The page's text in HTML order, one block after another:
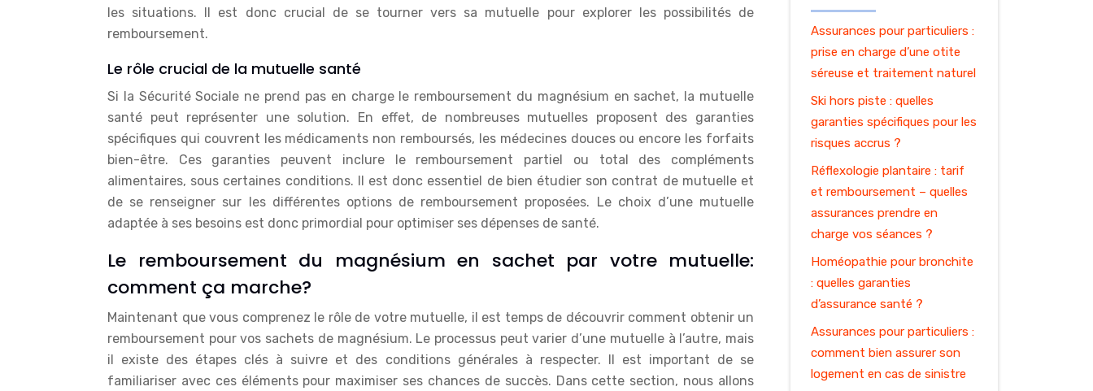
les situations. Il est donc crucial de se tourner vers sa mutuelle pour explorer les possibilités de
remboursement.
Le rôle crucial de la mutuelle santé
Si la Sécurité Sociale ne prend pas en charge le remboursement du magnésium en sachet, la mutuelle
santé peut représenter une solution. En effet, de nombreuses mutuelles proposent des garanties
spécifiques qui couvrent les médicaments non remboursés, les médecines douces ou encore les forfaits
bien-être. Ces garanties peuvent inclure le remboursement partiel ou total des compléments
alimentaires, sous certaines conditions. Il est donc essentiel de bien étudier son contrat de mutuelle et
de se renseigner sur les différentes options de remboursement proposées. Le choix d’une mutuelle
adaptée à ses besoins est donc primordial pour optimiser ses dépenses de santé.
Le remboursement du magnésium en sachet par votre mutuelle:
comment ça marche?
Maintenant que vous comprenez le rôle de votre mutuelle, il est temps de découvrir comment obtenir un
remboursement pour vos sachets de magnésium. Le processus peut varier d’une mutuelle à l’autre, mais
il existe des étapes clés à suivre et des conditions générales à respecter. Il est important de se
familiariser avec ces éléments pour maximiser ses chances de succès. Dans cette section, nous allons
Assurances pour particuliers :
prise en charge d’une otite
séreuse et traitement naturel
Ski hors piste : quelles
garanties spécifiques pour les
risques accrus ?
Réflexologie plantaire : tarif
et remboursement – quelles
assurances prendre en
charge vos séances ?
Homéopathie pour bronchite
: quelles garanties
d’assurance santé ?
Assurances pour particuliers :
comment bien assurer son
logement en cas de sinistre